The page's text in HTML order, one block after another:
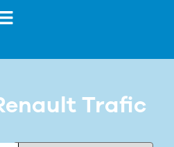
Trafic